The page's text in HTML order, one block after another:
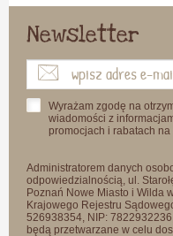
Newsletter
Wyrażam zgodę na
wiadomości z
promocjach i rabatach
Administratorem danych
odpowiedzialnością, ul.
Poznań Nowe Miasto i Wilda
Krajowego Rejestru
526938354, NIP:
będą przetwarzane w celu